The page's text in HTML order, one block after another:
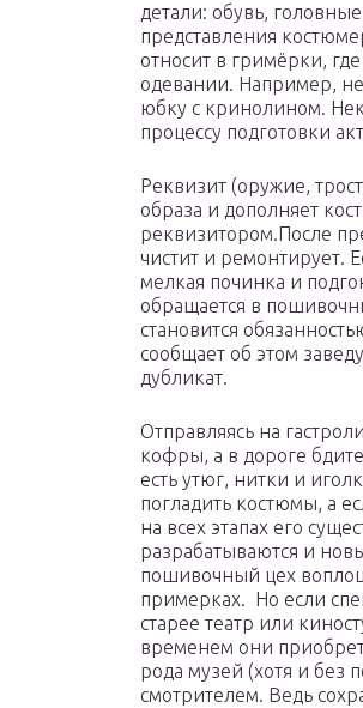
детали: обувь,
представления
относит в гримёрки,
одевании. Например,
юбку с кринолином.
процессу подготовки
Реквизит (оружие,
образа и дополняет
реквизитором.После
чистит и ремонтирует.
мелкая починка и
обращается в
становится
сообщает об этом
дубликат.
Отправляясь на
кофры, а в дороге
есть утюг, нитки и
погладить костюмы, а
на всех этапах его
разрабатываются и
пошивочный цех
примерках. Но если
старее театр или
временем они
рода музей (хотя и без
смотрителем. Ведь